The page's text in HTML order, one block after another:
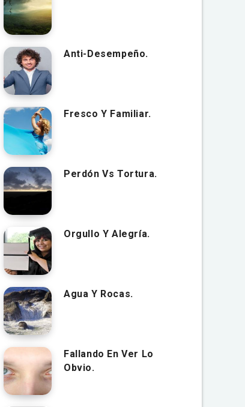
Anti-Desempeño.
Fresco Y Familiar.
Perdón Vs Tortura.
Orgullo Y Alegría.
Agua Y Rocas.
Fallando En Ver Lo
Obvio.